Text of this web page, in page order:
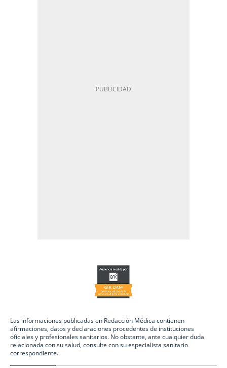
Las informaciones publicadas en Redacción Médica contienen
afirmaciones, datos y declaraciones procedentes de instituciones
oficiales y profesionales sanitarios. No obstante, ante cualquier duda
relacionada con su salud, consulte con su especialista sanitario
correspondiente.